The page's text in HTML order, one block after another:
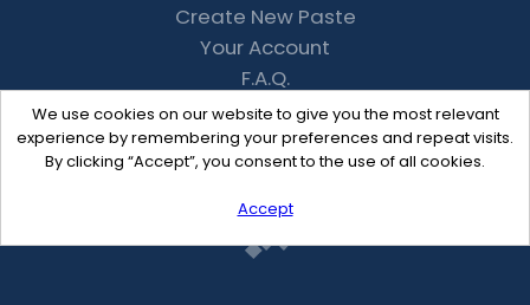
We use cookies on our website to give you the most relevant
experience by remembering your preferences and repeat visits.
By clicking “Accept”, you consent to the use of all cookies.
Accept
Create New Paste
Your Account
F.A.Q.
Recent
Contact